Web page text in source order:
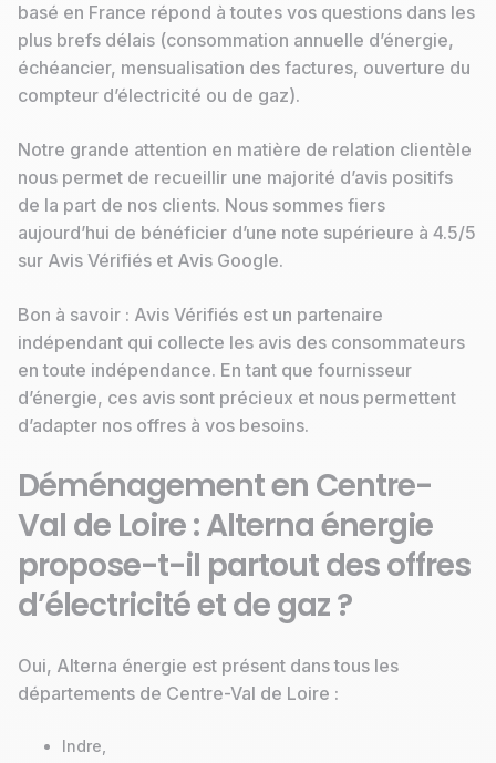
basé en France répond à toutes vos questions dans les
plus brefs délais (consommation annuelle d’énergie,
échéancier, mensualisation des factures, ouverture du
compteur d’électricité ou de gaz).
Notre grande attention en matière de relation clientèle
nous permet de recueillir une majorité d’avis positifs
de la part de nos clients. Nous sommes fiers
aujourd’hui de bénéficier d’une note supérieure à 4.5/5
sur Avis Vérifiés et Avis Google.
Bon à savoir : Avis Vérifiés est un partenaire
indépendant qui collecte les avis des consommateurs
en toute indépendance. En tant que fournisseur
d’énergie, ces avis sont précieux et nous permettent
d’adapter nos offres à vos besoins.
Déménagement en Centre-
Val de Loire : Alterna énergie
propose-t-il partout des offres
d’électricité et de gaz ?
Oui, Alterna énergie est présent dans tous les
départements de Centre-Val de Loire :
Indre,